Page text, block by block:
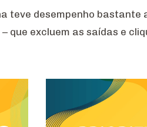
teve desempenho bastante
que excluem as saídas e